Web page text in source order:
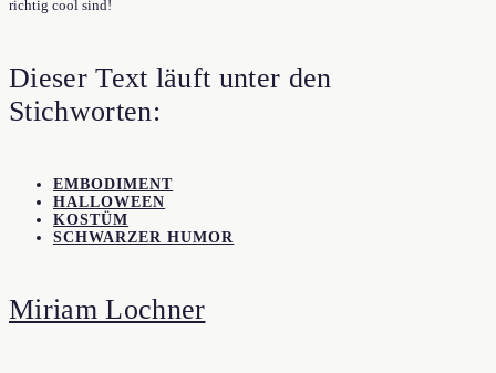
richtig cool sind!
Dieser Text läuft unter den
Stichworten:
EMBODIMENT
HALLOWEEN
KOSTÜM
SCHWARZER HUMOR
Miriam Lochner